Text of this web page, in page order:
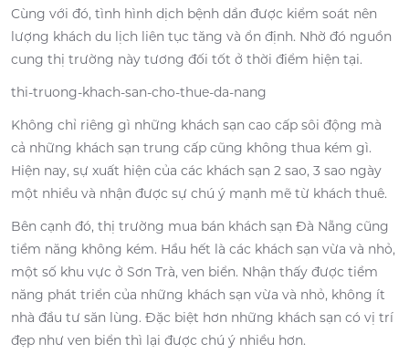
Cùng với đó, tình hình dịch bệnh dần được kiểm soát nên
lượng khách du lịch liên tục tăng và ổn định. Nhờ đó nguồn
cung thị trường này tương đối tốt ở thời điểm hiện tại.
thi-truong-khach-san-cho-thue-da-nang
Không chỉ riêng gì những khách sạn cao cấp sôi động mà
cả những khách sạn trung cấp cũng không thua kém gì.
Hiện nay, sự xuất hiện của các khách sạn 2 sao, 3 sao ngày
một nhiều và nhận được sự chú ý mạnh mẽ từ khách thuê.
Bên cạnh đó, thị trường mua bán khách sạn Đà Nẵng cũng
tiềm năng không kém. Hầu hết là các khách sạn vừa và nhỏ,
một số khu vực ở Sơn Trà, ven biển. Nhận thấy được tiềm
năng phát triển của những khách sạn vừa và nhỏ, không ít
nhà đầu tư săn lùng. Đặc biệt hơn những khách sạn có vị trí
đẹp như ven biển thì lại được chú ý nhiều hơn.